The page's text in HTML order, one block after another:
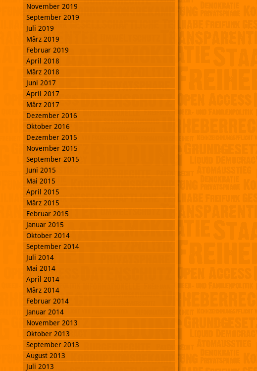
November 2019
September 2019
Juli 2019
März 2019
Februar 2019
April 2018
März 2018
Juni 2017
April 2017
März 2017
Dezember 2016
Oktober 2016
Dezember 2015
November 2015
September 2015
Juni 2015
Mai 2015
April 2015
März 2015
Februar 2015
Januar 2015
Oktober 2014
September 2014
Juli 2014
Mai 2014
April 2014
März 2014
Februar 2014
Januar 2014
November 2013
Oktober 2013
September 2013
August 2013
Juli 2013